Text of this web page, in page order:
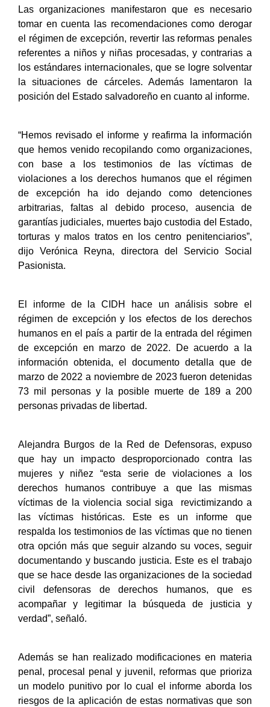
Las organizaciones manifestaron que es necesario
tomar en cuenta las recomendaciones como derogar
el régimen de excepción, revertir las reformas penales
referentes a niños y niñas procesadas, y contrarias a
los estándares internacionales, que se logre solventar
la situaciones de cárceles. Además lamentaron la
posición del Estado salvadoreño en cuanto al informe.
“Hemos revisado el informe y reafirma la información
que hemos venido recopilando como organizaciones,
con base a los testimonios de las víctimas de
violaciones a los derechos humanos que el régimen
de excepción ha ido dejando como detenciones
arbitrarias, faltas al debido proceso, ausencia de
garantías judiciales, muertes bajo custodia del Estado,
torturas y malos tratos en los centro penitenciarios”,
dijo Verónica Reyna, directora del Servicio Social
Pasionista.
El informe de la CIDH hace un análisis sobre el
régimen de excepción y los efectos de los derechos
humanos en el país a partir de la entrada del régimen
de excepción en marzo de 2022. De acuerdo a la
información obtenida, el documento detalla que de
marzo de 2022 a noviembre de 2023 fueron detenidas
73 mil personas y la posible muerte de 189 a 200
personas privadas de libertad.
Alejandra Burgos de la Red de Defensoras, expuso
que hay un impacto desproporcionado contra las
mujeres y niñez “esta serie de violaciones a los
derechos humanos contribuye a que las mismas
víctimas de la violencia social siga revictimizando a
las víctimas históricas. Este es un informe que
respalda los testimonios de las víctimas que no tienen
otra opción más que seguir alzando su voces, seguir
documentando y buscando justicia. Este es el trabajo
que se hace desde las organizaciones de la sociedad
civil defensoras de derechos humanos, que es
acompañar y legitimar la búsqueda de justicia y
verdad”, señaló.
Además se han realizado modificaciones en materia
penal, procesal penal y juvenil, reformas que prioriza
un modelo punitivo por lo cual el informe aborda los
riesgos de la aplicación de estas normativas que son